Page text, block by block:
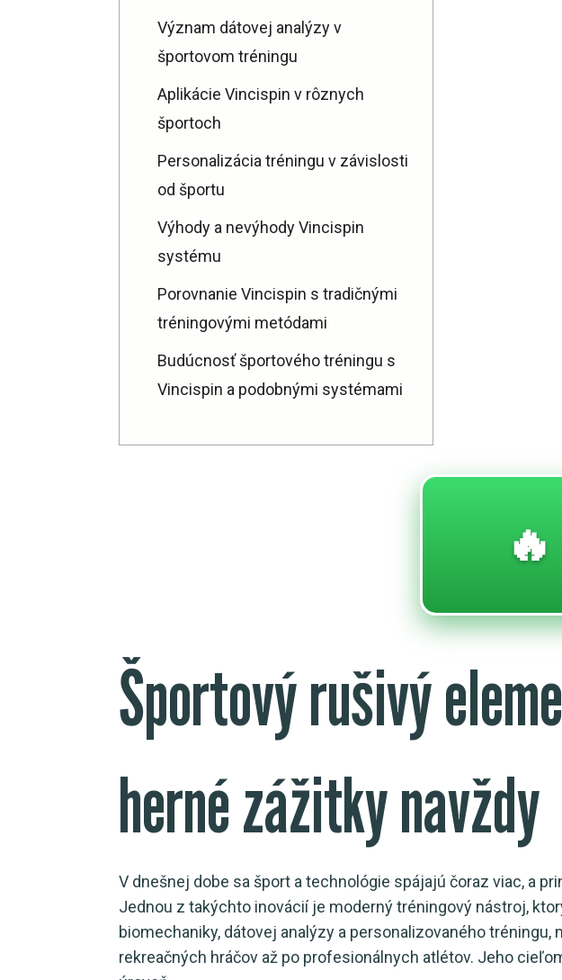
Význam dátovej analýzy v
športovom tréningu
Aplikácie Vincispin v rôznych
športoch
Personalizácia tréningu v závislosti
od športu
Výhody a nevýhody Vincispin
systému
Porovnanie Vincispin s tradičnými
tréningovými metódami
Budúcnosť športového tréningu s
Vincispin a podobnými systémami
Športový rušivý
herné zážitky navždy
V dnešnej dobe sa šport a technológie spájajú čoraz viac, a
Jednou z takýchto inovácií je moderný tréningový nástroj,
biomechaniky, dátovej analýzy a personalizovaného
rekreačných hráčov až po profesionálnych atlétov. Jeho